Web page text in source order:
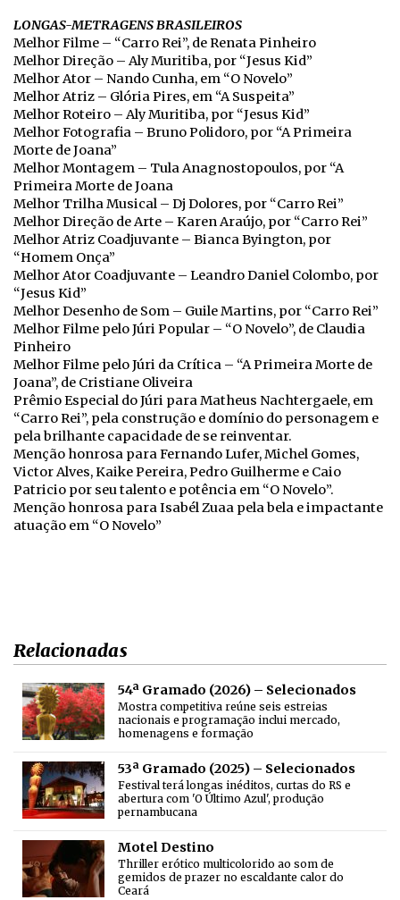
LONGAS-METRAGENS BRASILEIROS
Melhor Filme – “Carro Rei”, de Renata Pinheiro
Melhor Direção – Aly Muritiba, por “Jesus Kid”
Melhor Ator – Nando Cunha, em “O Novelo”
Melhor Atriz – Glória Pires, em “A Suspeita”
Melhor Roteiro – Aly Muritiba, por “Jesus Kid”
Melhor Fotografia – Bruno Polidoro, por “A Primeira
Morte de Joana”
Melhor Montagem – Tula Anagnostopoulos, por “A
Primeira Morte de Joana
Melhor Trilha Musical – Dj Dolores, por “Carro Rei”
Melhor Direção de Arte – Karen Araújo, por “Carro Rei”
Melhor Atriz Coadjuvante – Bianca Byington, por
“Homem Onça”
Melhor Ator Coadjuvante – Leandro Daniel Colombo, por
“Jesus Kid”
Melhor Desenho de Som – Guile Martins, por “Carro Rei”
Melhor Filme pelo Júri Popular – “O Novelo”, de Claudia
Pinheiro
Melhor Filme pelo Júri da Crítica – “A Primeira Morte de
Joana”, de Cristiane Oliveira
Prêmio Especial do Júri para Matheus Nachtergaele, em
“Carro Rei”, pela construção e domínio do personagem e
pela brilhante capacidade de se reinventar.
Menção honrosa para Fernando Lufer, Michel Gomes,
Victor Alves, Kaike Pereira, Pedro Guilherme e Caio
Patricio por seu talento e potência em “O Novelo”.
Menção honrosa para Isabél Zuaa pela bela e impactante
atuação em “O Novelo”
Relacionadas
54ª Gramado (2026) – Selecionados
Mostra competitiva reúne seis estreias
nacionais e programação inclui mercado,
homenagens e formação
53ª Gramado (2025) – Selecionados
Festival terá longas inéditos, curtas do RS e
abertura com 'O Último Azul', produção
pernambucana
Motel Destino
Thriller erótico multicolorido ao som de
gemidos de prazer no escaldante calor do
Ceará